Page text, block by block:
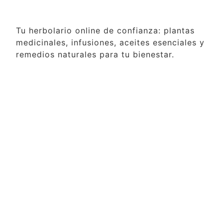
Tu herbolario online de confianza: plantas
medicinales, infusiones, aceites esenciales y
remedios naturales para tu bienestar.